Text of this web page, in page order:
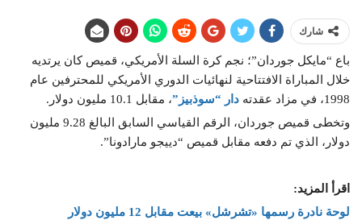
شارك
باع “مايكل جوردان”؛ نجم كرة السلة الأمريكي، قميص كان يرتديه
خلال المباراة الافتتاحية لنهائيات الدوري الأمريكي للمحترفين عام
1998، في مزاد عقدته
دار “سوذبيز”، مقابل 10.1 مليون دولار.
وتخطى قميص جوردان، الرقم القياسي السابق البالغ 9.28 مليون
دولار، الذي تم دفعه مقابل قميص “دييجو مارادونا”.
اقرأ المزيد:
لوحة نادرة رسمها «تشرشل» بيعت مقابل 12 مليون دولار